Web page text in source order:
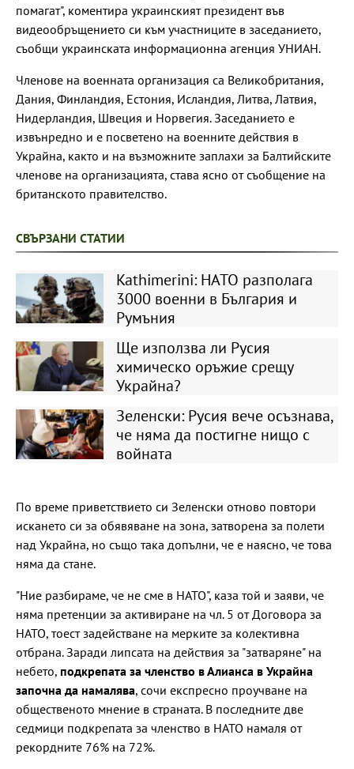
помагат", коментира украинският президент във
видеообръщението си към участниците в заседанието,
съобщи украинската информационна агенция УНИАН.
Членове на военната организация са Великобритания,
Дания, Финландия, Естония, Исландия, Литва, Латвия,
Нидерландия, Швеция и Норвегия. Заседанието е
извънредно и е посветено на военните действия в
Украйна, както и на възможните заплахи за Балтийските
членове на организацията, става ясно от съобщение на
британското правителство.
СВЪРЗАНИ СТАТИИ
Kathimerini: НАТО разполага
3000 военни в България и
Румъния
Ще използва ли Русия
химическо оръжие срещу
Украйна?
Зеленски: Русия вече осъзнава,
че няма да постигне нищо с
войната
По време приветствието си Зеленски отново повтори
искането си за обявяване на зона, затворена за полети
над Украйна, но също така допълни, че е наясно, че това
няма да стане.
"Ние разбираме, че не сме в НАТО", каза той и заяви, че
няма претенции за активиране на чл. 5 от Договора за
НАТО, тоест задействане на мерките за колективна
отбрана. Заради липсата на действия за "затваряне" на
небето, подкрепата за членство в Алианса в Украйна
започна да намалява, сочи експресно проучване на
общественото мнение в страната. В последните две
седмици подкрепата за членство в НАТО намаля от
рекордните 76% на 72%.